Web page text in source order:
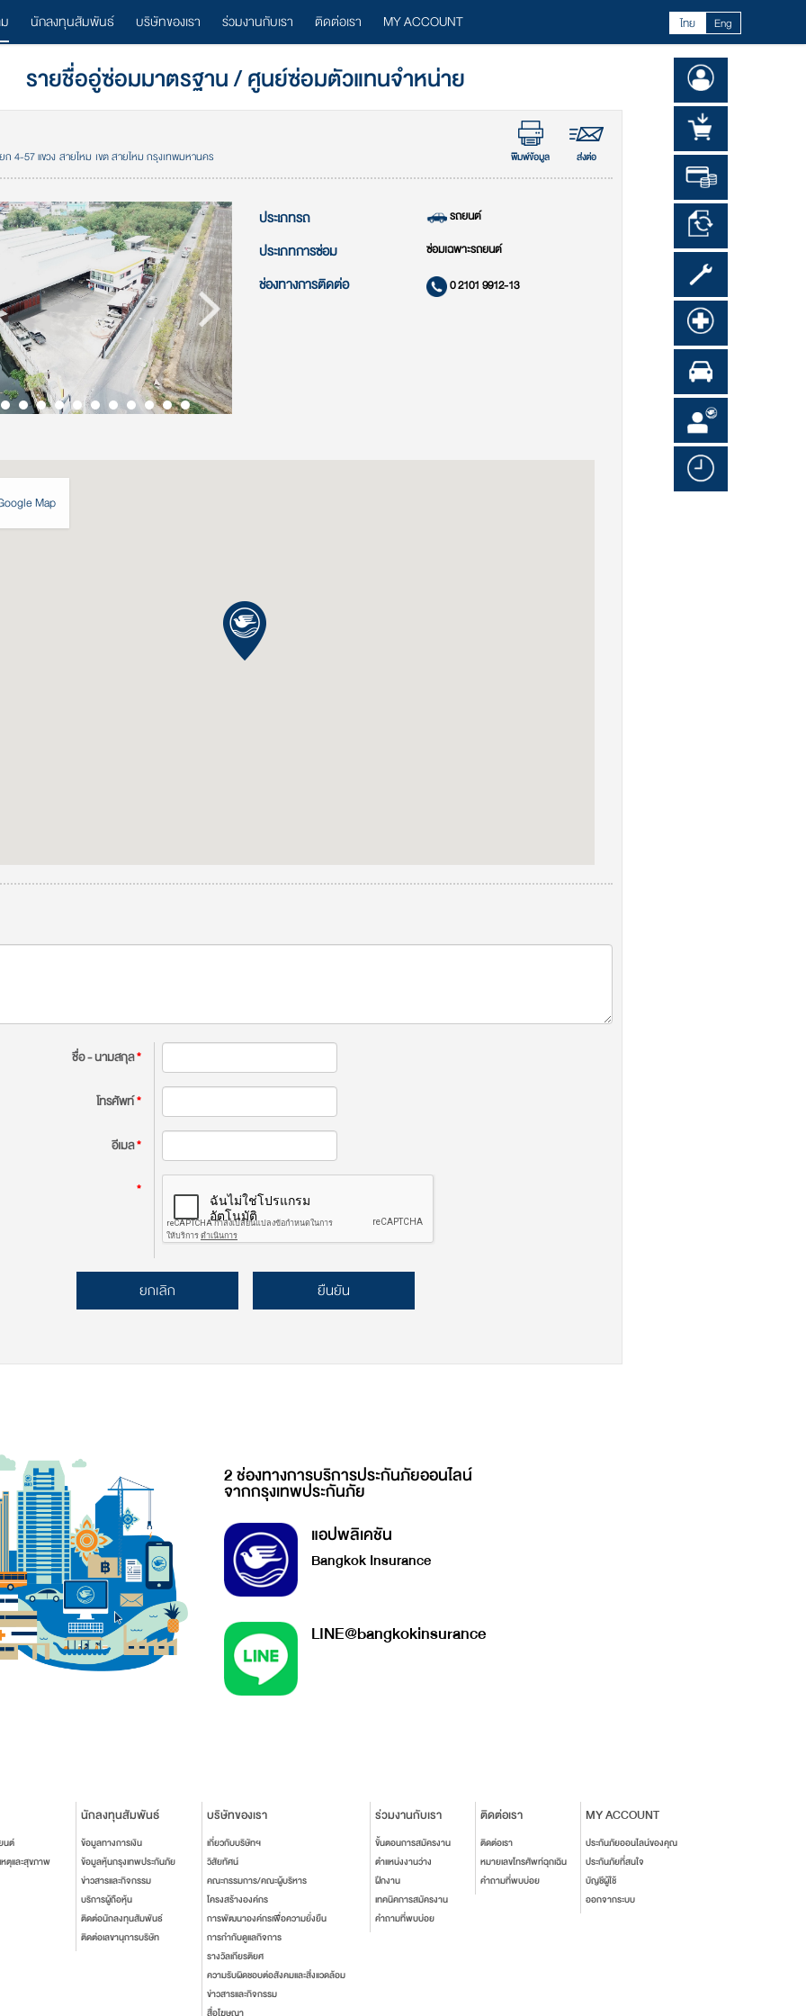
นักลงทุนสัมพันธ์ บริษัทของเรา ร่วมงานกับเรา ติดต่อเรา MY ACCOUNT ไทย Eng
รายชื่ออู่ซ่อมมาตรฐาน / ศูนย์ซ่อมตัวแทนจำหน่าย
4-57 แขวง สายไหม เขต สายไหม กรุงเทพมหานคร พิมพ์ข้อมูล ส่งต่อ
ประเภทรถ รถยนต์
ประเภทการซ่อม ซ่อมเฉพาะรถยนต์
ช่องทางการติดต่อ 0 2101 9912-13
Map
ชื่อ - นามสกุล*
โทรศัพท์*
อีเมล*
*
ยกเลิก ยืนยัน
2 ช่องทางการบริการประกันภัยออนไลน์
จากกรุงเทพประกันภัย
แอปพลิเคชัน
Bangkok Insurance
LINE@bangkokinsurance
นต์
ตุและสุขภาพ
นักลงทุนสัมพันธ์
ข้อมูลทางการเงิน
ข้อมูลหุ้นกรุงเทพประกันภัย
ข่าวสารและกิจกรรม
บริการผู้ถือหุ้น
ติดต่อนักลงทุนสัมพันธ์
ติดต่อเลขานุการบริษัท
บริษัทของเรา
เกี่ยวกับบริษัทฯ
วิสัยทัศน์
คณะกรรมการ/คณะผู้บริหาร
โครงสร้างองค์กร
การพัฒนาองค์กรเพื่อความยั่งยืน
การกำกับดูแลกิจการ
รางวัลเกียรติยศ
ความรับผิดชอบต่อสังคมและสิ่งแวดล้อม
ข่าวสารและกิจกรรม
ร่วมงานกับเรา
ขั้นตอนการสมัครงาน
ตำแหน่งงานว่าง
ฝึกงาน
เทคนิคการสมัครงาน
คำถามที่พบบ่อย
ติดต่อเรา
ติดต่อเรา
หมายเลขโทรศัพท์ฉุกเฉิน
คำถามที่พบบ่อย
MY ACCOUNT
ประกันภัยออนไลน์ของคุณ
ประกันภัยที่สนใจ
บัญชีผู้ใช้
ออกจากระบบ